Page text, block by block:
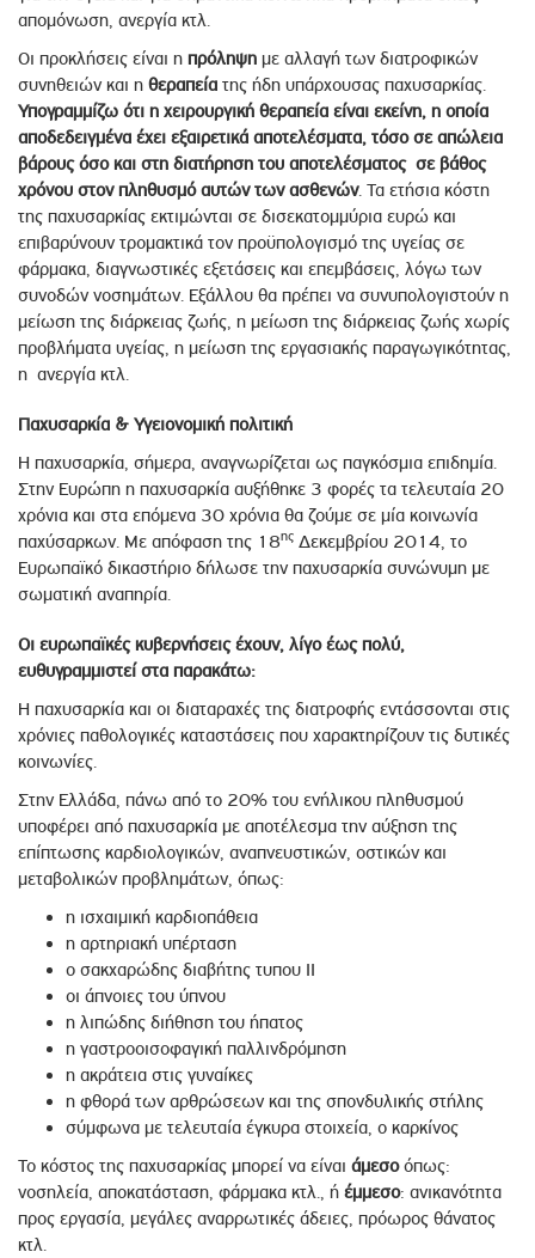
απομόνωση, ανεργία κτλ.
Οι προκλήσεις είναι η πρόληψη με αλλαγή των διατροφικών
συνηθειών και η θεραπεία της ήδη υπάρχουσας παχυσαρκίας.
Υπογραμμίζω ότι η χειρουργική θεραπεία είναι εκείνη, η οποία
αποδεδειγμένα έχει εξαιρετικά αποτελέσματα, τόσο σε απώλεια
βάρους όσο και στη διατήρηση του αποτελέσματος σε βάθος
χρόνου στον πληθυσμό αυτών των ασθενών. Τα ετήσια κόστη
της παχυσαρκίας εκτιμώνται σε δισεκατομμύρια ευρώ και
επιβαρύνουν τρομακτικά τον προϋπολογισμό της υγείας σε
φάρμακα, διαγνωστικές εξετάσεις και επεμβάσεις, λόγω των
συνοδών νοσημάτων. Εξάλλου θα πρέπει να συνυπολογιστούν η
μείωση της διάρκειας ζωής, η μείωση της διάρκειας ζωής χωρίς
προβλήματα υγείας, η μείωση της εργασιακής παραγωγικότητας,
η ανεργία κτλ.
Παχυσαρκία & Υγειονομική πολιτική
Η παχυσαρκία, σήμερα, αναγνωρίζεται ως παγκόσμια επιδημία.
Στην Ευρώπη η παχυσαρκία αυξήθηκε 3 φορές τα τελευταία 20
χρόνια και στα επόμενα 30 χρόνια θα ζούμε σε μία κοινωνία
παχύσαρκων. Με απόφαση της 18ης Δεκεμβρίου 2014, το
Ευρωπαϊκό δικαστήριο δήλωσε την παχυσαρκία συνώνυμη με
σωματική αναπηρία.
Οι ευρωπαϊκές κυβερνήσεις έχουν, λίγο έως πολύ,
ευθυγραμμιστεί στα παρακάτω:
Η παχυσαρκία και οι διαταραχές της διατροφής εντάσσονται στις
χρόνιες παθολογικές καταστάσεις που χαρακτηρίζουν τις δυτικές
κοινωνίες.
Στην Ελλάδα, πάνω από το 20% του ενήλικου πληθυσμού
υποφέρει από παχυσαρκία με αποτέλεσμα την αύξηση της
επίπτωσης καρδιολογικών, αναπνευστικών, οστικών και
μεταβολικών προβλημάτων, όπως:
η ισχαιμική καρδιοπάθεια
η αρτηριακή υπέρταση
ο σακχαρώδης διαβήτης τυπου ΙΙ
οι άπνοιες του ύπνου
η λιπώδης διήθηση του ήπατος
η γαστροοισοφαγική παλλινδρόμηση
η ακράτεια στις γυναίκες
η φθορά των αρθρώσεων και της σπονδυλικής στήλης
σύμφωνα με τελευταία έγκυρα στοιχεία, ο καρκίνος
Το κόστος της παχυσαρκίας μπορεί να είναι άμεσοόπως:
νοσηλεία, αποκατάσταση, φάρμακα κτλ., ή έμμεσο: ανικανότητα
προς εργασία, μεγάλες αναρρωτικές άδειες, πρόωρος θάνατος
κτλ.